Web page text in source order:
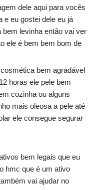
dele aqui para vocês
e eu gostei dele eu já
levinha então vai ver
ele é bem bem bom de
bem agradável
horas ele pele bem
cozinha ou alguns
mais oleosa a pele até
ele consegue segurar
bem legais que eu
hmc que é um ativo
vai ajudar no